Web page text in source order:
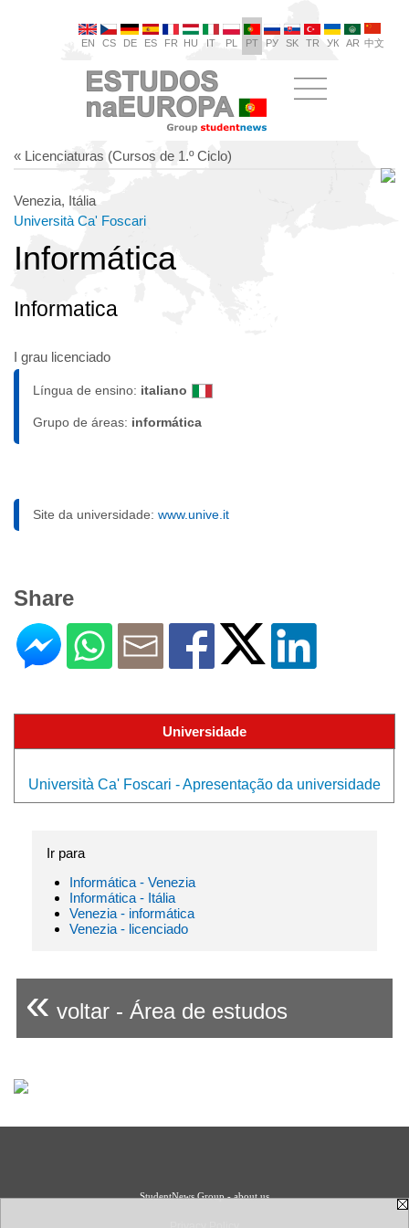
EN CS DE ES FR HU IT PL PT РУ SK TR УК AR 中文
« Licenciaturas (Cursos de 1.º Ciclo)
Venezia, Itália
Università Ca' Foscari
Informática
Informatica
I grau licenciado
Língua de ensino: italiano
Grupo de áreas: informática
Site da universidade: www.unive.it
Share
Universidade
Università Ca' Foscari - Apresentação da universidade
Ir para
Informática - Venezia
Informática - Itália
Venezia - informática
Venezia - licenciado
« voltar - Área de estudos
StudentNews Group - about us